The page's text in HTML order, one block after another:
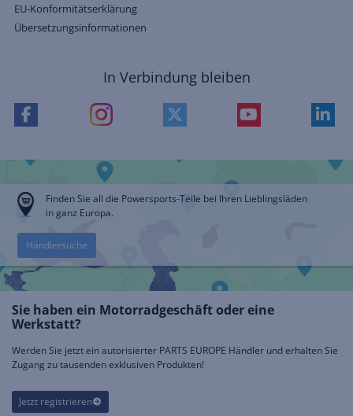
EU-Konformitätserklärung
Übersetzungsinformationen
In Verbindung bleiben
Finden Sie all die Powersports-Teile bei Ihren Lieblingsläden
in ganz Europa.
Händlersuche
Sie haben ein Motorradgeschäft oder eine
Werkstatt?
Werden Sie jetzt ein autorisierter PARTS EUROPE Händler und erhalten Sie
Zugang zu tausenden exklusiven Produkten!
Jetzt registrieren